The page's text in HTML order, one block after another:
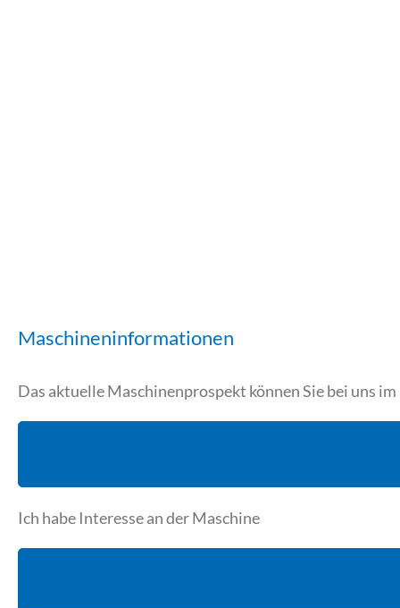
Maschineninformationen
Das aktuelle Maschinenprospekt können Sie bei uns
Ich habe Interesse an der Maschine